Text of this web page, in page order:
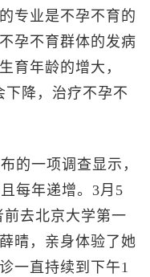
专业是不孕不育的
孕不育群体的发病
育年龄的增大，
下降，治疗不孕不
一项调查显示，
每年递增。3月5
前去北京大学第一
晴，亲身体验了她
一直持续到下午1